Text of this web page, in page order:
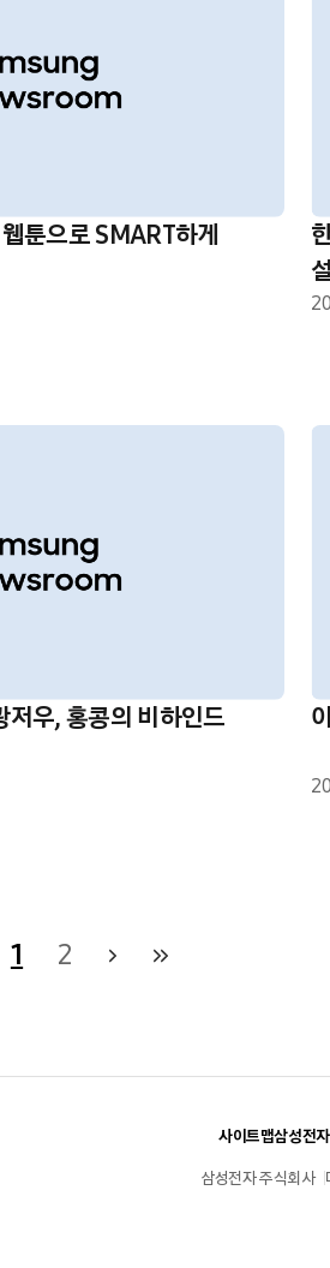
툰으로 SMART하게
저우, 홍콩의 비하인드
1 2
사이트맵삼성전
삼성전자 주식회사